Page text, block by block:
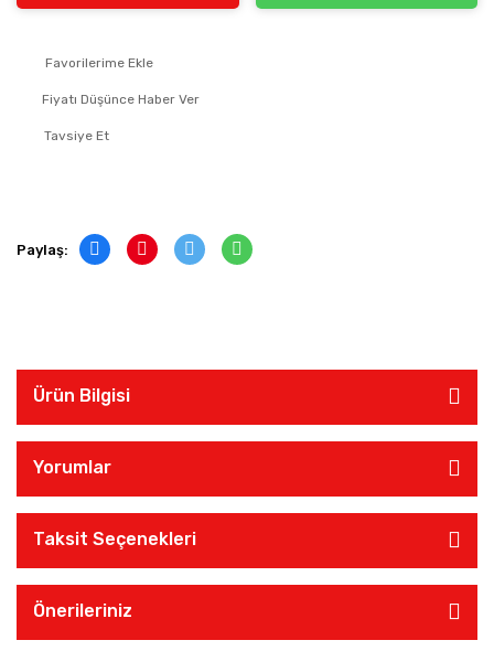
Fiyatı Düşünce Haber Ver
Tavsiye Et
Paylaş:
Ürün Bilgisi
Yorumlar
Taksit Seçenekleri
Önerileriniz